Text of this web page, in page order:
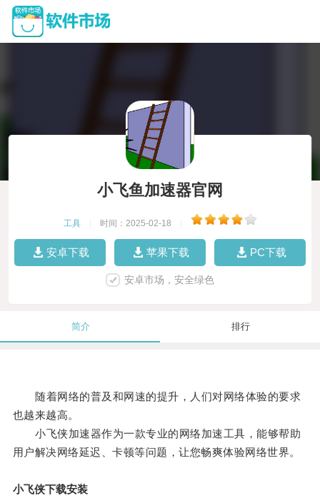
小飞鱼加速器官网
工具 时间：2025-02-18
安卓下载 苹果下载 PC下载
安卓市场，安全绿色
简介 排行
随着网络的普及和网速的提升，人们对网络体验的要求
也越来越高。
小飞侠加速器作为一款专业的网络加速工具，能够帮助
用户解决网络延迟、卡顿等问题，让您畅爽体验网络世界。
小飞侠下载安装